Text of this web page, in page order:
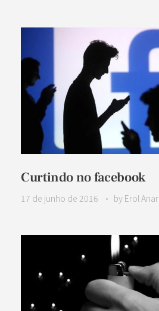
Curtindo no facebook
17 de junho de 2016 by Erol Anar